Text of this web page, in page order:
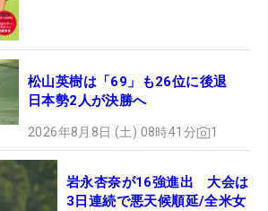
松山英樹は「69」も26位に後退
日本勢2人が決勝へ
2026年8月8日 (土) 08時41分 1
岩永杏奈が16強進出 大会は
3日連続で悪天候順延/全米女